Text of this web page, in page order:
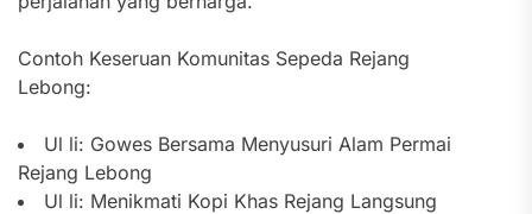
Contoh Keseruan Komunitas Sepeda Rejang
Lebong:
Ul li: Gowes Bersama Menyusuri Alam Permai
Rejang Lebong
Ul li: Menikmati Kopi Khas Rejang Langsung